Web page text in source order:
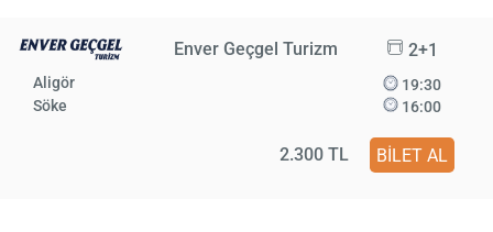
Enver Geçgel Turizm 2+1
Aligör
Söke
19:30
16:00
2.300 TL BİLET AL